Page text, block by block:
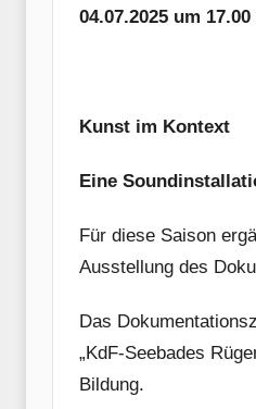
04.07.2025 um
Kunst im Kontext
Eine
Für diese Saison
Ausstellung des
Das
„KdF-Seebades
Bildung.